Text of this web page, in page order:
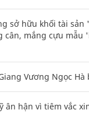
sở hữu khối tài
cân, mắng cựu mẫu
Vương Ngọc Hà
hận vì tiêm vắc